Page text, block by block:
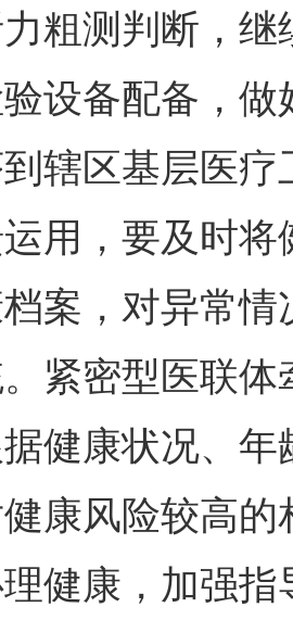
粗测判断，
设备配备，
辖区基层医
用，要及时
案，对异常
紧密型医联
健康状况、
康风险较高
健康，加强指